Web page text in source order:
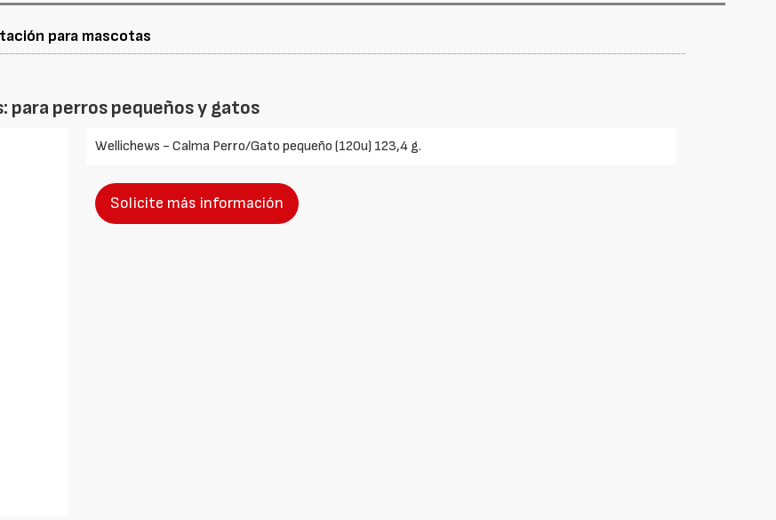
para mascotas
perros pequeños y gatos
Wellichews - Calma Perro/Gato pequeño (120u) 123,4 g.
Solicite más información